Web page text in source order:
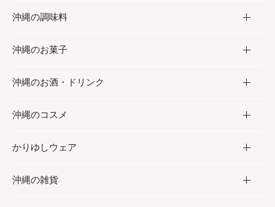
フルーツ・野菜
お肉
海産物
加工食品
缶詰／パウチ
沖縄料理
沖縄そば／乾麺
レトルト食品
乾物／粉類
沖縄の調味料
調味料
砂糖／黒砂糖
塩
お酢／ドレッシング
しょうゆ
沖縄のお菓子
お菓子
黒糖
ちんすこう
伝統菓子
沖縄のお酒・ドリンク
お酒・ドリンク
泡盛
ビール・チューハイ
沖縄のコスメ
コスメ
スキンケア
かりゆしウェア
かりゆしウェア
沖縄の雑貨